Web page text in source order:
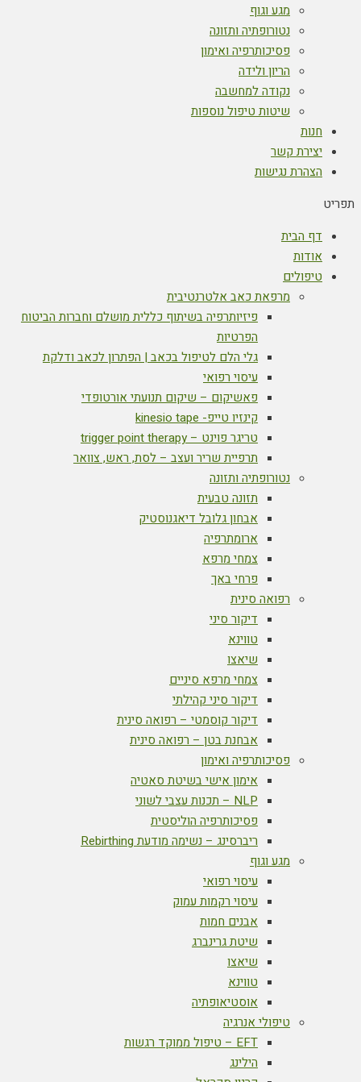
מגע וגוף
נטורופתיה ותזונה
פסיכותרפיה ואימון
הריון ולידה
נקודה למחשבה
שיטות טיפול נוספות
חנות
יצירת קשר
הצהרת נגישות
תפריט
דף הבית
אודות
טיפולים
מרפאת כאב אלטרנטיבית
פיזיותרפיה בשיתוף כללית מושלם וחברות הביטוח
הפרטיות
גלי הלם לטיפול בכאב | הפתרון לכאב ודלקת
עיסוי רפואי
פאשיקום – שיקום תנועתי אורטופדי
קינזיו טייפ- kinesio tape
טריגר פוינט – trigger point therapy
תרפיית שריר ועצב – לסת, ראש, צוואר
נטורופתיה ותזונה
תזונה טבעית
אבחון גלובל דיאגנוסטיק
ארומתרפיה
צמחי מרפא
פרחי באך
רפואה סינית
דיקור סיני
טווינא
שיאצו
צמחי מרפא סיניים
דיקור סיני קהילתי
דיקור קוסמטי – רפואה סינית
אבחנת בטן – רפואה סינית
פסיכותרפיה ואימון
אימון אישי בשיטת סאטיה
NLP – תכנות עצבי לשוני
פסיכותרפיה הוליסטית
ריברסינג – נשימה מודעת Rebirthing
מגע וגוף
עיסוי רפואי
עיסוי רקמות עמוק
אבנים חמות
שיטת גרינברג
שיאצו
טווינא
אוסטיאופתיה
טיפולי אנרגיה
EFT – טיפול ממוקד רגשות
הילינג